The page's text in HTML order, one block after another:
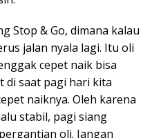
Stop & Go, dimana kalau
jalan nyala lagi. Itu oli
cepet naik bisa
di saat pagi hari kita
naiknya. Oleh karena
stabil, pagi siang
oli. Jangan